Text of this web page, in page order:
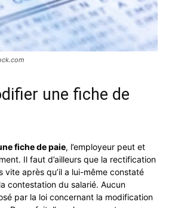
une fiche de
fiche de paie, l’employeur peut et
Il faut d’ailleurs que la rectification
vite après qu’il a lui-même constaté
contestation du salarié. Aucun
par la loi concernant la modification